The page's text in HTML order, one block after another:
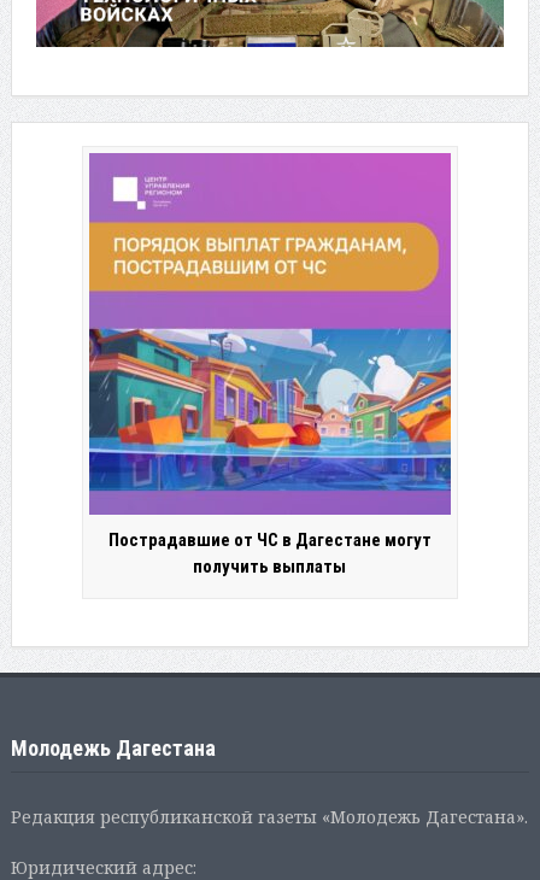
Пострадавшие от ЧС в Дагестане могут
получить выплаты
Молодежь Дагестана
Редакция республиканской газеты «Молодежь Дагестана».
Юридический адрес: